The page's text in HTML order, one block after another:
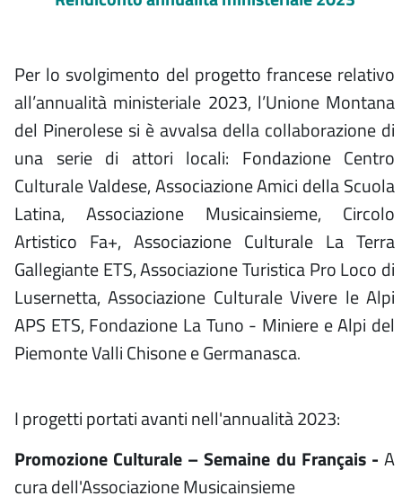
Per lo svolgimento del progetto francese relativo
all’annualità ministeriale 2023, l’Unione Montana
del Pinerolese si è avvalsa della collaborazione di
una serie di attori locali: Fondazione Centro
Culturale Valdese, Associazione Amici della Scuola
Latina, Associazione Musicainsieme, Circolo
Artistico Fa+, Associazione Culturale La Terra
Gallegiante ETS, Associazione Turistica Pro Loco di
Lusernetta, Associazione Culturale Vivere le Alpi
APS ETS, Fondazione La Tuno - Miniere e Alpi del
Piemonte Valli Chisone e Germanasca.
I progetti portati avanti nell'annualità 2023:
Promozione Culturale – Semaine du Français - A
cura dell'Associazione Musicainsieme